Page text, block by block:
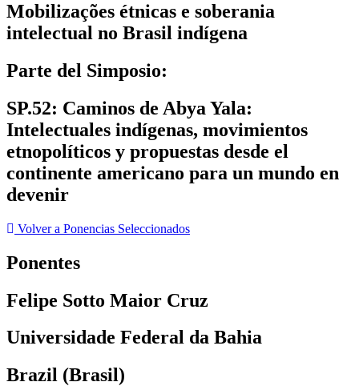
Mobilizações étnicas e soberania
intelectual no Brasil indígena
Parte del Simposio:
SP.52: Caminos de Abya Yala:
Intelectuales indígenas, movimientos
etnopolíticos y propuestas desde el
continente americano para un mundo en
devenir
Volver a Ponencias Seleccionados
Ponentes
Felipe Sotto Maior Cruz
Universidade Federal da Bahia
Brazil (Brasil)